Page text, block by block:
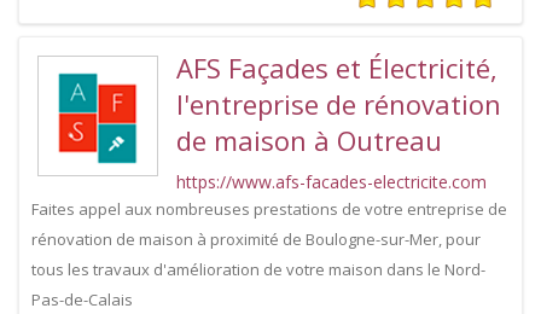
AFS Façades et Électricité,
l'entreprise de rénovation
de maison à Outreau
https://www.afs-facades-electricite.com
Faites appel aux nombreuses prestations de votre entreprise de
rénovation de maison à proximité de Boulogne-sur-Mer, pour
tous les travaux d'amélioration de votre maison dans le Nord-
Pas-de-Calais